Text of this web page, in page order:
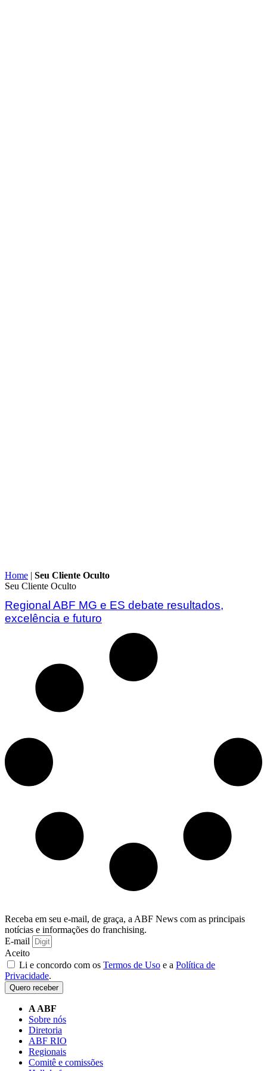
Home | Seu Cliente Oculto
Seu Cliente Oculto
Regional ABF MG e ES debate resultados,
excelência e futuro
Receba em seu e-mail, de graça, a ABF News com as principais
notícias e informações do franchising.
E-mail
Aceito
Li e concordo com os Termos de Uso e a Política de
Privacidade.
Quero receber
A ABF
Sobre nós
Diretoria
ABF RIO
Regionais
Comitê e comissões